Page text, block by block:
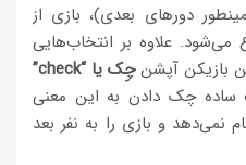
دورهای بعدی)، بازی از
علاوه بر انتخاب‌هایی
بازیکن آپشنچِک یا “check”
ساده چک دادن به این معنی
و بازی را به نفر بعد